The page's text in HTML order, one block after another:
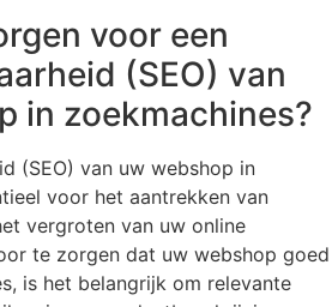
voor een
(SEO) van
in zoekmachines?
(SEO) van uw webshop in
voor het aantrekken van
vergroten van uw online
te zorgen dat uw webshop goed
is het belangrijk om relevante